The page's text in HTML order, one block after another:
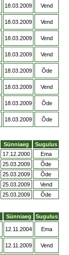
18.03.2009 Vend
18.03.2009 Vend
18.03.2009 Vend
18.03.2009 Vend
18.03.2009 Õde
18.03.2009 Vend
18.03.2009 Õde
18.03.2009 Õde
Sünniaeg
Sugulus
17.12.2000
Ema
25.03.2009
Õde
25.03.2009
Õde
25.03.2009
Vend
25.03.2009
Õde
Sünniaeg
Sugulus
12.11.2004 Ema
12.11.2009 Vend